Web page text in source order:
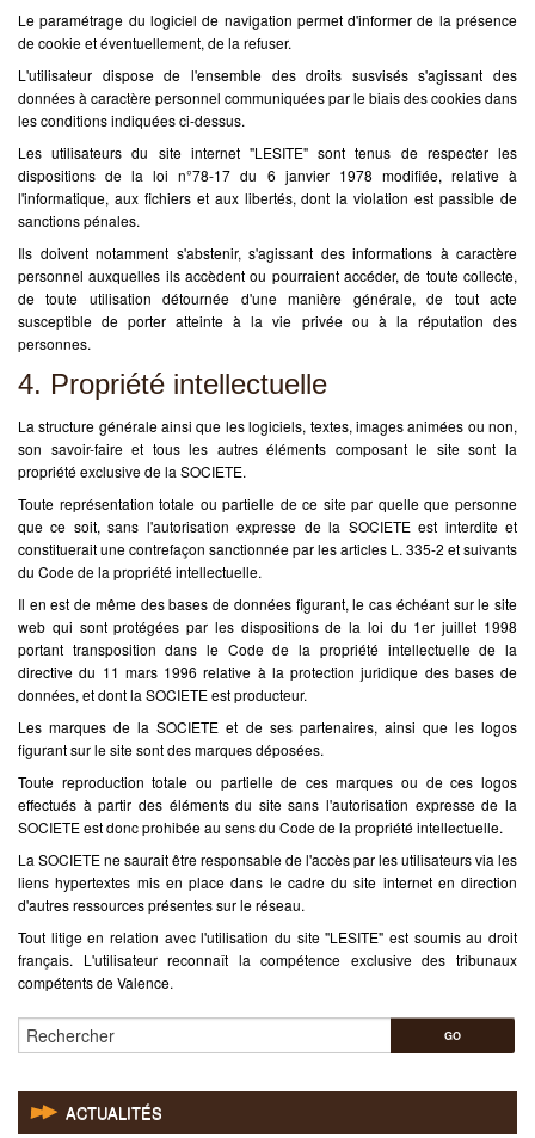
Le paramétrage du logiciel de navigation permet d'informer de la présence
de cookie et éventuellement, de la refuser.
L'utilisateur dispose de l'ensemble des droits susvisés s'agissant des
données à caractère personnel communiquées par le biais des cookies dans
les conditions indiquées ci-dessus.
Les utilisateurs du site internet "LESITE" sont tenus de respecter les
dispositions de la loi n°78-17 du 6 janvier 1978 modifiée, relative à
l'informatique, aux fichiers et aux libertés, dont la violation est passible de
sanctions pénales.
Ils doivent notamment s'abstenir, s'agissant des informations à caractère
personnel auxquelles ils accèdent ou pourraient accéder, de toute collecte,
de toute utilisation détournée d'une manière générale, de tout acte
susceptible de porter atteinte à la vie privée ou à la réputation des
personnes.
4. Propriété intellectuelle
La structure générale ainsi que les logiciels, textes, images animées ou non,
son savoir-faire et tous les autres éléments composant le site sont la
propriété exclusive de la SOCIETE.
Toute représentation totale ou partielle de ce site par quelle que personne
que ce soit, sans l'autorisation expresse de la SOCIETE est interdite et
constituerait une contrefaçon sanctionnée par les articles L. 335-2 et suivants
du Code de la propriété intellectuelle.
Il en est de même des bases de données figurant, le cas échéant sur le site
web qui sont protégées par les dispositions de la loi du 1er juillet 1998
portant transposition dans le Code de la propriété intellectuelle de la
directive du 11 mars 1996 relative à la protection juridique des bases de
données, et dont la SOCIETE est producteur.
Les marques de la SOCIETE et de ses partenaires, ainsi que les logos
figurant sur le site sont des marques déposées.
Toute reproduction totale ou partielle de ces marques ou de ces logos
effectués à partir des éléments du site sans l'autorisation expresse de la
SOCIETE est donc prohibée au sens du Code de la propriété intellectuelle.
La SOCIETE ne saurait être responsable de l'accès par les utilisateurs via les
liens hypertextes mis en place dans le cadre du site internet en direction
d'autres ressources présentes sur le réseau.
Tout litige en relation avec l'utilisation du site "LESITE" est soumis au droit
français. L'utilisateur reconnaît la compétence exclusive des tribunaux
compétents de Valence.
Rechercher
ACTUALITÉS